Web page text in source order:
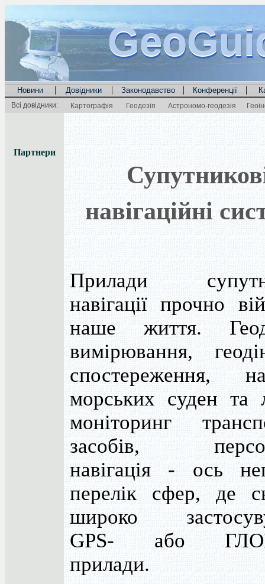
Новини | Довідники | Законодавство | Конференції |
Всі довідники: Картографія Геодезія Астрономо-геодезія
Партнери
навігаційні
Прилади
навігації прочно
наше життя.
вимірювання,
спостереження,
морських суден та
моніторинг
засобів,
навігація - ось
перелік сфер, де
широко
GPS- або
прилади.